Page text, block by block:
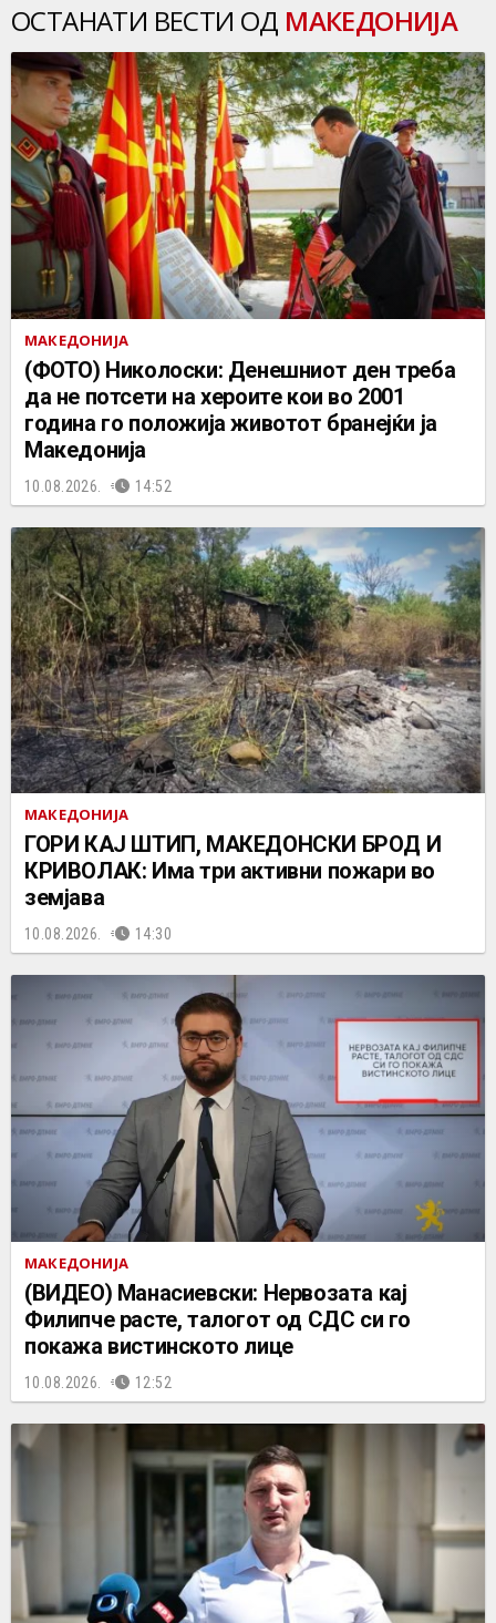
ОСТАНАТИ ВЕСТИ ОД МАКЕДОНИЈА
МАКЕДОНИЈА
(ФОТО) Николоски: Денешниот ден треба
да не потсети на хероите кои во 2001
година го положија животот бранејќи ја
Македонија
10.08.2026. 14:52
МАКЕДОНИЈА
ГОРИ КАЈ ШТИП, МАКЕДОНСКИ БРОД И
КРИВОЛАК: Има три активни пожари во
земјава
10.08.2026. 14:30
МАКЕДОНИЈА
(ВИДЕО) Манасиевски: Нервозата кај
Филипче расте, талогот од СДС си го
покажа вистинското лице
10.08.2026. 12:52